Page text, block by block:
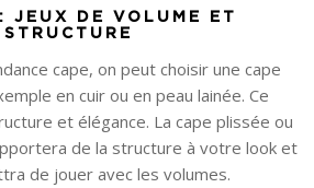
JEUX DE VOLUME ET
STRUCTURE
cape, on peut choisir une cape
en cuir ou en peau lainée. Ce
et élégance. La cape plissée ou
de la structure à votre look et
de jouer avec les volumes.